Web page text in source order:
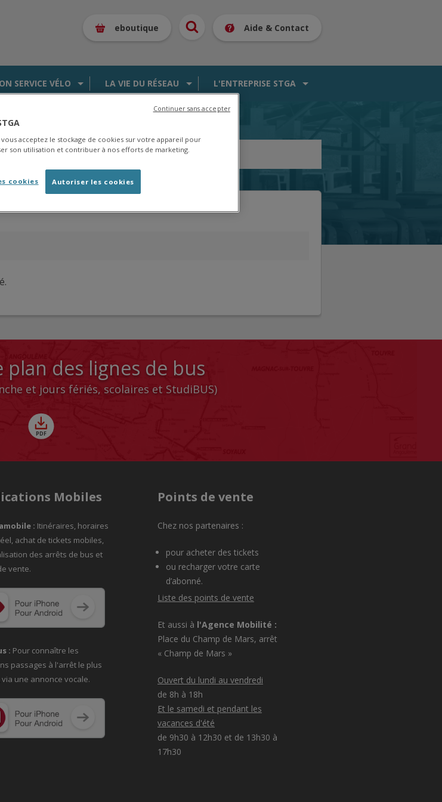
eboutique Aide & Contact
SERVICE VÉLO LA VIE DU RÉSEAU L'ENTREPRISE STGA
encliquant ici.
plan des lignes de bus
et jours fériés, scolaires et StudiBUS)
Mobiles
: Itinéraires, horaires
achat de tickets mobiles,
des arrêts de bus et
vente.
: Pour connaître les
passages à l'arrêt le plus
via une annonce vocale.
Points de vente
Chez nos partenaires :
pour acheter des tickets
ou recharger votre carte
d’abonné.
Liste des points de vente
Et aussi à l'Agence Mobilité :
Place du Champ de Mars, arrêt
« Champ de Mars »
Ouvert du lundi au vendredi
de 8h à 18h
Et le samedi et pendant les
vacances d'été
de 9h30 à 12h30 et de 13h30 à
17h30
acceptez le stockage de cookies sur votre appareil pour
son utilisation et contribuer à nos efforts de marketing.
Autoriser les cookies
cookies
Continuer sans accepter